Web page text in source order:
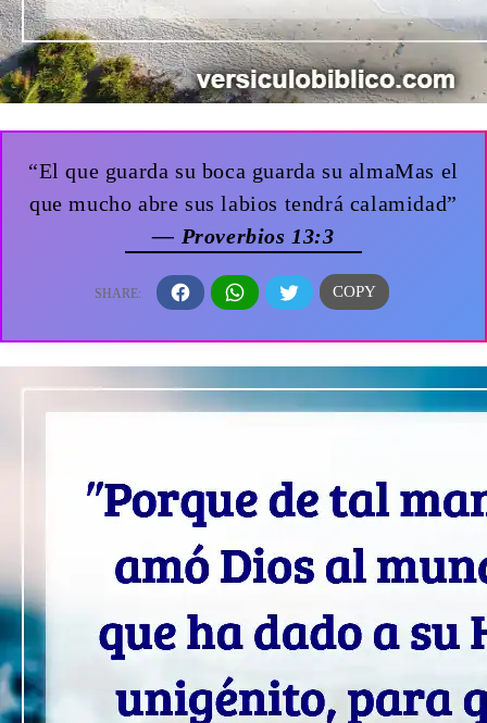
“El que guarda su boca guarda su almaMas el
que mucho abre sus labios tendrá calamidad”
— Proverbios 13:3